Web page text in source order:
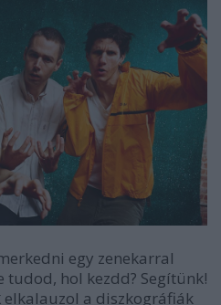
egy zenekarral
tudod, hol kezdd? Segítünk!
elkalauzol a diszkográfiák